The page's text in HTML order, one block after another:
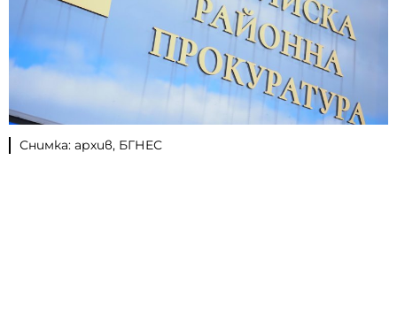
Снимка: архив, БГНЕС